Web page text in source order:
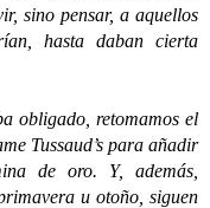
sino pensar, a aquellos
hasta daban cierta
retomamos el
Tussaud’s para añadir
de oro. Y, además,
u otoño, siguen